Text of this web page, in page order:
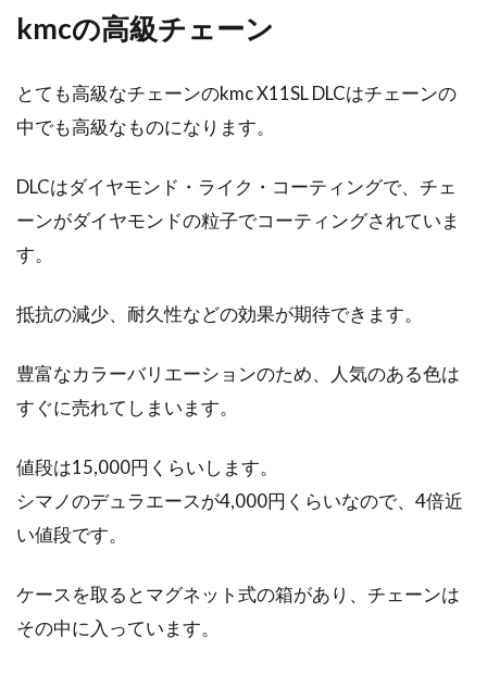
kmcの高級チェーン
とても高級なチェーンのkmc X11SL DLCはチェーンの
中でも高級なものになります。
DLCはダイヤモンド・ライク・コーティングで、チェ
ーンがダイヤモンドの粒子でコーティングされていま
す。
抵抗の減少、耐久性などの効果が期待できます。
豊富なカラーバリエーションのため、人気のある色は
すぐに売れてしまいます。
値段は15,000円くらいします。
シマノのデュラエースが4,000円くらいなので、4倍近
い値段です。
ケースを取るとマグネット式の箱があり、チェーンは
その中に入っています。